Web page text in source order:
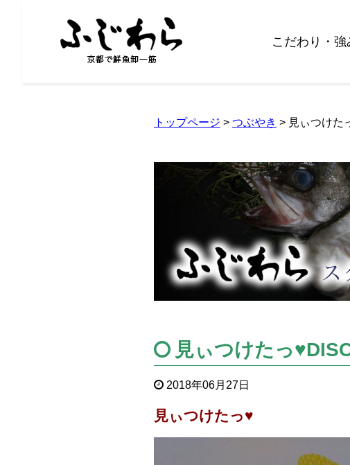
こだわり・強
トップページ > つぶやき > 見ぃつけた
見ぃつけたっ
2018年06月27日
見ぃつけたっ♥